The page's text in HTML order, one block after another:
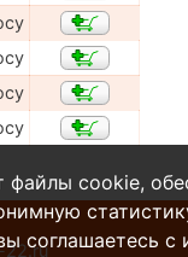
22.ru
файлы cookie,
соглашаетесь